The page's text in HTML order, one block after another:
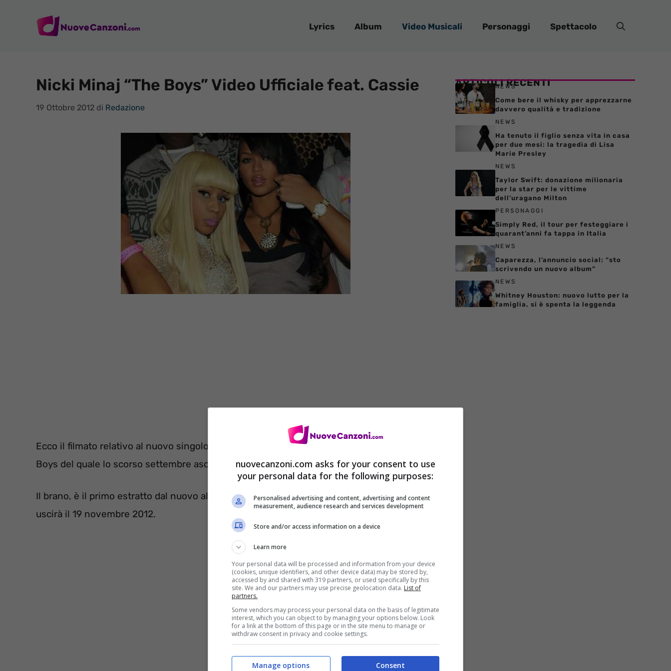
Lyrics Album Video Musicali Personaggi Spettacolo
Nicki Minaj “The Boys” Video Ufficiale feat. Cassie
19 Ottobre 2012 di Redazione
Ecco il filmato relativo al nuovo singolo di featuring
Boys del quale lo scorso settembre ascoltammo l’audio.
Il brano, è il primo estratto dal nuovo album Pink Friday Roman Reloaded: The Re-Upche
uscirà il 19 novembre 2012.
ARTICOLI RECENTI
NEWS
Come bere il whisky per apprezzarne
davvero qualità e tradizione
NEWS
Ha tenuto il figlio senza vita in casa
per due mesi: la tragedia di Lisa
Marie Presley
NEWS
Taylor Swift: donazione milionaria
per la star per le vittime
dell’uragano Milton
PERSONAGGI
Simply Red, il tour per festeggiare i
quarant’anni fa tappa in Italia
NEWS
Caparezza, l’annuncio social: “sto
scrivendo un nuovo album”
NEWS
Whitney Houston: nuovo lutto per la
famiglia, si è spenta la leggenda
nuovecanzoni.com asks for your consent to use
your personal data for the following purposes:
Personalised advertising and content, advertising and content
measurement, audience research and services development
Store and/or access information on a device
Learn more
Your personal data will be processed and information from your device
(cookies, unique identifiers, and other device data) may be stored by,
accessed by and shared with 319 partners, or used specifically by this
site. We and our partners may use precise geolocation data. List of
partners.
Some vendors may process your personal data on the basis of legitimate
interest, which you can object to by managing your options below. Look
for a link at the bottom of this page or in the site menu to manage or
withdraw consent in privacy and cookie settings.
Consent
Manage options